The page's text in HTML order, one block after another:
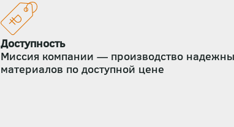
Доступность
Миссия компании — производство
материалов по доступной цене